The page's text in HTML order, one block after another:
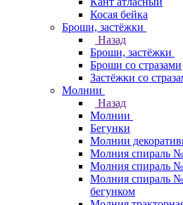
Косая бейка
Броши, застёжки
Назад
Броши, застёжки
Броши со стразами
Застёжки со
Молнии
Назад
Молнии
Бегунки
Молнии
Молния спираль
Молния спираль
Молния спираль
бегунком